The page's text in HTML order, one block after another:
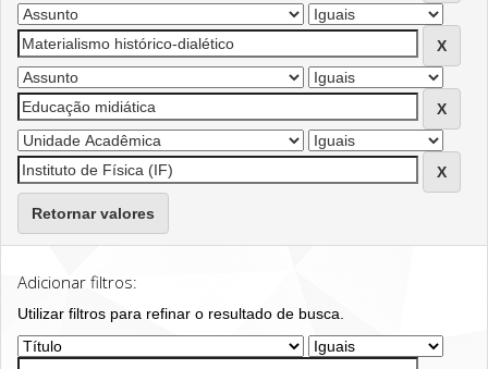
Retornar valores
Adicionar filtros:
Utilizar filtros para refinar o resultado de busca.